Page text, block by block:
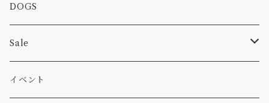
カー
小物
パンツ
パーカー・トレーナー
ピン
コーヒー
食べ物
DOGS
Sale
カー
イベント